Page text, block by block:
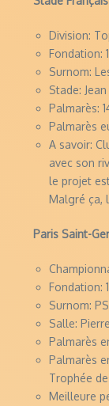
Division:
Fondation:
Surnom:
Stade:
Palmarès:
Palmarès
A savoir:
avec son
le projet
Malgré ça,
Paris Saint-
Fondation:
Surnom:
Salle:
Palmarès
Palmarès
Trophée
Meilleure